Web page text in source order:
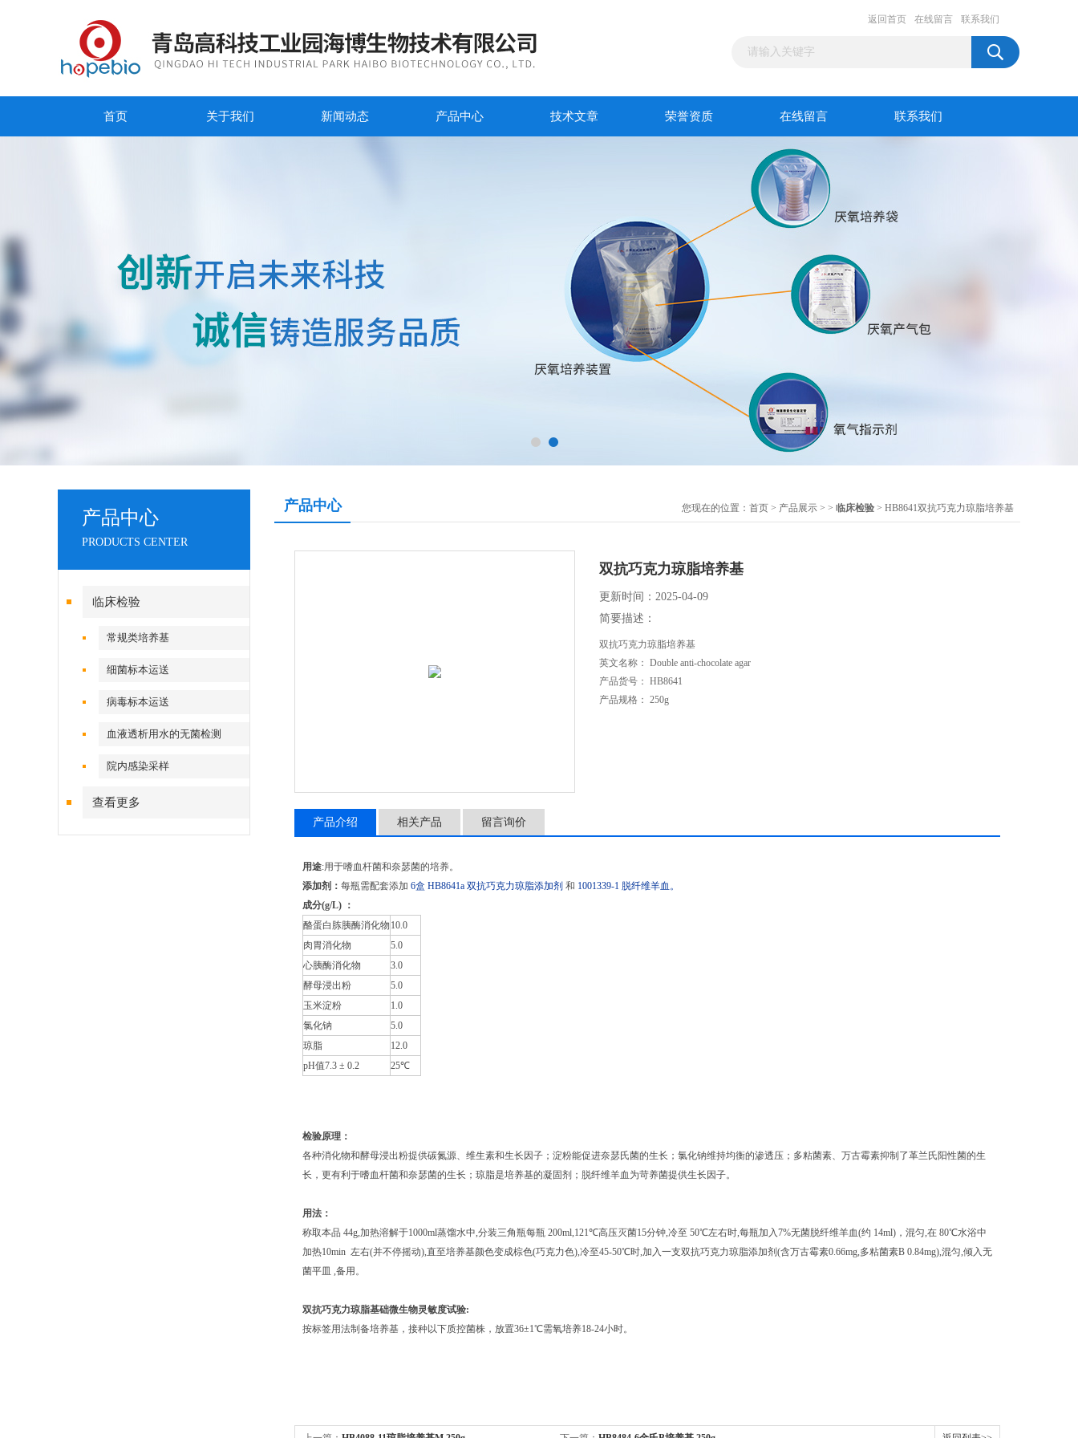
返回首页 在线留言 联系我们
首页 关于我们 新闻动态 产品中心 技术文章 荣誉资质 在线留言 联系我们
产品中心
PRODUCTS CENTER
临床检验
常规类培养基
细菌标本运送
病毒标本运送
血液透析用水的无菌检测
院内感染采样
查看更多
产品中心 您现在的位置： 首页 > 产品展示 > > 临床检验 > HB8641双抗巧克力琼脂培养基
双抗巧克力琼脂培养基
更新时间：2025-04-09
简要描述：
双抗巧克力琼脂培养基
英文名称： Double anti-chocolate agar
产品货号： HB8641
产品规格： 250g
产品介绍 相关产品 留言询价
用途:用于嗜血杆菌和奈瑟菌的培养。
添加剂： 每瓶需配套添加 6盒 HB8641a 双抗巧克力琼脂添加剂 和 1001339-1 脱纤维羊血。
成分(g/L) ：
酪蛋白胨胰酶消化物 10.0
肉胃消化物
5.0
心胰酶消化物
3.0
酵母浸出粉
5.0
玉米淀粉
1.0
氯化钠
5.0
琼脂
12.0
pH值7.3 ± 0.2
25℃
检验原理：
各种消化物和酵母浸出粉提供碳氮源、维生素和生长因子；淀粉能促进奈瑟氏菌的生长；氯化钠维持均衡的渗透压；多粘菌素、万古霉素抑制了革兰氏阳性菌的生
长，更有利于嗜血杆菌和奈瑟菌的生长；琼脂是培养基的凝固剂；脱纤维羊血为苛养菌提供生长因子。
用法：
称取本品 44g,加热溶解于1000ml蒸馏水中,分装三角瓶每瓶 200ml,121℃高压灭菌15分钟,冷至 50℃左右时,每瓶加入7%无菌脱纤维羊血(约 14ml)，混匀,在 80℃水浴中
加热10min 左右(并不停摇动),直至培养基颜色变成棕色(巧克力色),冷至45-50℃时,加入一支双抗巧克力琼脂添加剂(含万古霉素0.66mg,多粘菌素B 0.84mg),混匀,倾入无
菌平皿 ,备用。
双抗巧克力琼脂基础微生物灵敏度试验:
按标签用法制备培养基，接种以下质控菌株，放置36±1℃需氧培养18-24小时。